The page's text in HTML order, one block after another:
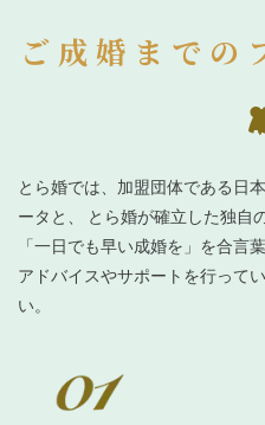
ご成婚までの
とら婚では、加盟団体である日
ータと、 とら婚が確立した独自
「一日でも早い成婚を」を合言
アドバイスやサポートを行って
い。